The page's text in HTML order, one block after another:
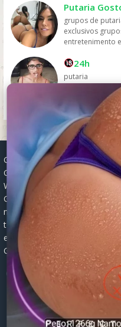
Putaria
grupos de
exclusivos
entretenimento
24h
putaria
Grupos WhatsApp, Links de
Grupos de compra e venda,
WhatsApp 2025, Links para
Grupos ativos WhatsApp,
negócios, Links grupos
temáticos WhatsApp, Links
empregos, Links grupos
Grupos WhatsApp
© 2026 -
Grupos de
nos